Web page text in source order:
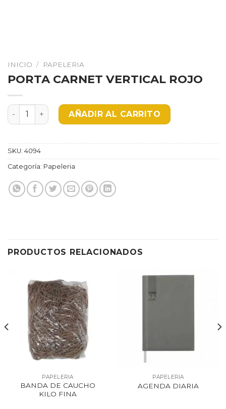
INICIO / PAPELERIA
PORTA CARNET VERTICAL ROJO
PORTA CARNET VERTICAL ROJO cantidad
AÑADIR AL CARRITO
SKU: 4094
Categoría: Papeleria
PRODUCTOS RELACIONADOS
PAPELERIA
BANDA DE CAUCHO
KILO FINA
PAPELERIA
AGENDA DIARIA